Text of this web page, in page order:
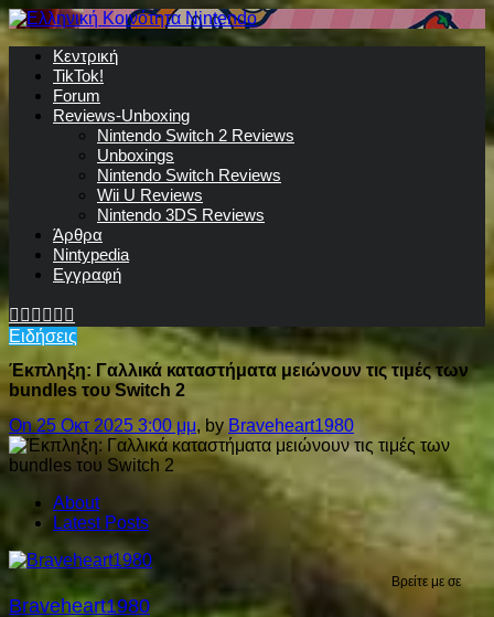
Κεντρική
TikTok!
Forum
Reviews-Unboxing
Nintendo Switch 2 Reviews
Unboxings
Nintendo Switch Reviews
Wii U Reviews
Nintendo 3DS Reviews
Άρθρα
Nintypedia
Εγγραφή
Ειδήσεις
Έκπληξη: Γαλλικά καταστήματα μειώνουν τις τιμές των
bundles του Switch 2
On 25 Οκτ 2025 3:00 μμ, by Braveheart1980
About
Latest Posts
Βρείτε με σε
Braveheart1980